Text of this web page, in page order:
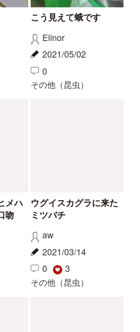
0 2
その他（昆虫）
っとみる
この昆虫の名前を知り
たいです。
マツダ
2026/05/13
1
その他（昆虫）